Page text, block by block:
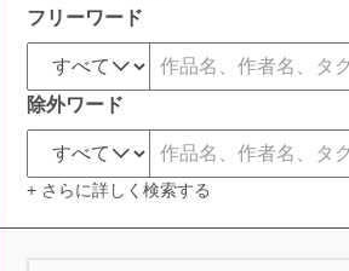
フリーワード
除外ワード
+ さらに詳しく検索する